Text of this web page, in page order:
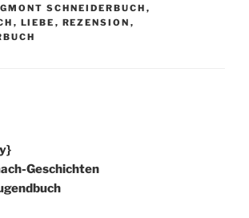
SCHNEIDERBUCH ,
, LIEBE , REZENSION ,
Geschichten